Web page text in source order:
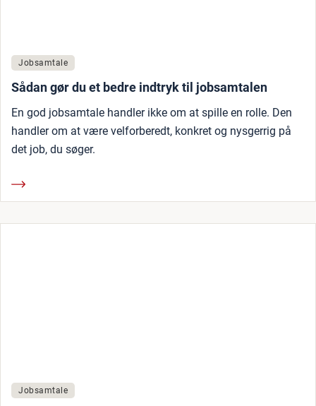
Jobsamtale
Sådan gør du et bedre indtryk til jobsamtalen
En god jobsamtale handler ikke om at spille en rolle. Den
handler om at være velforberedt, konkret og nysgerrig på
det job, du søger.
Jobsamtale